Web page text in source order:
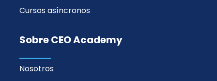
Cursos asíncronos
Sobre CEO Academy
Nosotros